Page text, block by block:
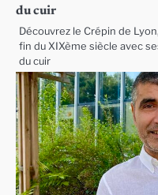
du cuir
Découvrez le Crépin de
fin du XIXème siècle avec
du cuir